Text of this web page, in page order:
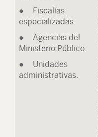
● Fiscalías
especializadas.
● Agencias del
Ministerio Público.
● Unidades
administrativas.